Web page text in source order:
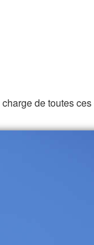
de toutes